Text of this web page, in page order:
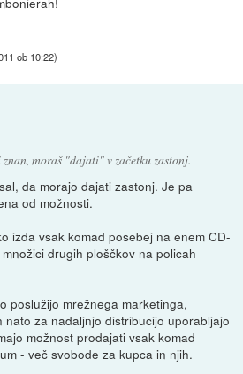
ob 10:22)
moraš "dajati" v začetku zastonj.
da morajo dajati zastonj. Je pa
od možnosti.
izda vsak komad posebej na enem CD-
drugih ploščkov na policah
poslužijo mrežnega marketinga,
za nadaljnjo distribucijo uporabljajo
možnost prodajati vsak komad
- več svobode za kupca in njih.